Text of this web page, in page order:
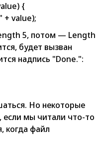
{
value);
5, потом — Length
будет вызван
надпись "Done.":
Но некоторые
мы читали что-то
когда файл